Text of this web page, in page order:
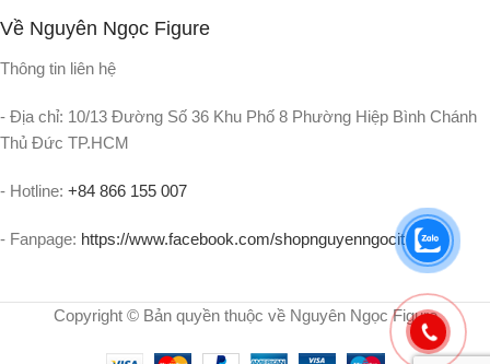
Về Nguyên Ngọc Figure
Thông tin liên hệ
- Địa chỉ: 10/13 Đường Số 36 Khu Phố 8 Phường Hiệp Bình Chánh
Thủ Đức TP.HCM
- Hotline: +84 866 155 007
- Fanpage: https://www.facebook.com/shopnguyenngocit
Copyright © Bản quyền thuộc về Nguyên Ngọc Figure